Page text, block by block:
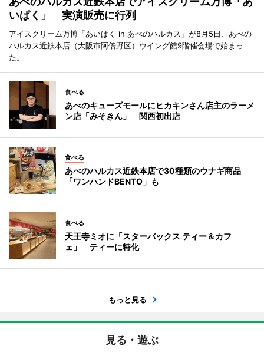
いぱく」 実演販売に行列
アイスクリーム万博「あいぱく in あべのハルカス」が8月5日、あべの
ハルカス近鉄本店（大阪市阿倍野区）ウイング館9階催会場で始まっ
た。
食べる
あべのキューズモールにヒカキンさん店主のラーメ
ン店「みそきん」 関西初出店
食べる
あべのハルカス近鉄本店で30種類のウナギ商品
「ワンハンドBENTO」も
食べる
天王寺ミオに「スターバックス ティー＆カフ
ェ」 ティーに特化
もっと見る
見る・遊ぶ